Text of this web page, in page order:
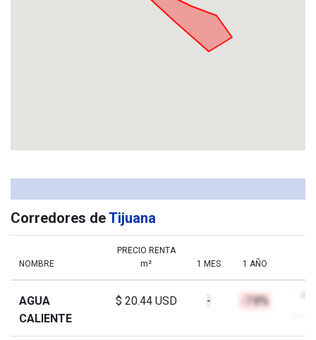
Corredores deTijuana
NOMBRE
PRECIO RENTA
m²
1 MES 1 AÑO
AGUA
CALIENTE
$ 20.44 USD - -7.8%